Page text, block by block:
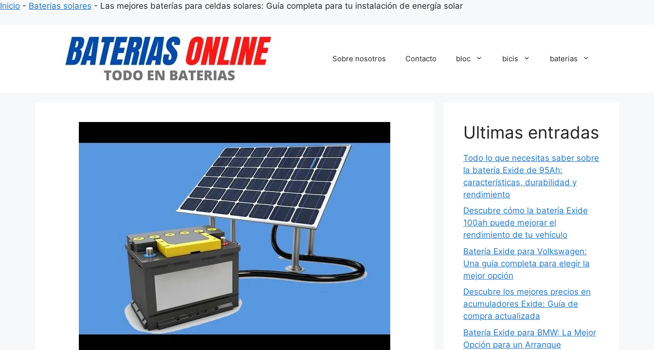
Inicio - Baterias solares - Las mejores baterías para celdas solares: Guía completa para tu instalación de energía solar
Sobre nosotros Contacto bloc bicis baterias
Ultimas entradas
Todo lo que necesitas saber sobre
la batería Exide de 95Ah:
características, durabilidad y
rendimiento
Descubre cómo la batería Exide
100ah puede mejorar el
rendimiento de tu vehículo
Batería Exide para Volkswagen:
Una guía completa para elegir la
mejor opción
Descubre los mejores precios en
acumuladores Exide: Guía de
compra actualizada
Batería Exide para BMW: La Mejor
Opción para un Arranque